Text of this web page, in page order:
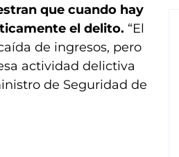
que cuando hay
el delito. “El
de ingresos, pero
actividad delictiva
de Seguridad de